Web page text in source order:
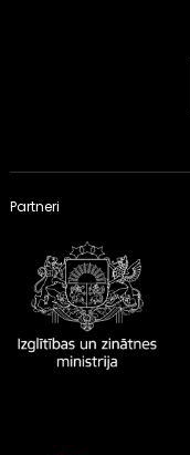
Partneri